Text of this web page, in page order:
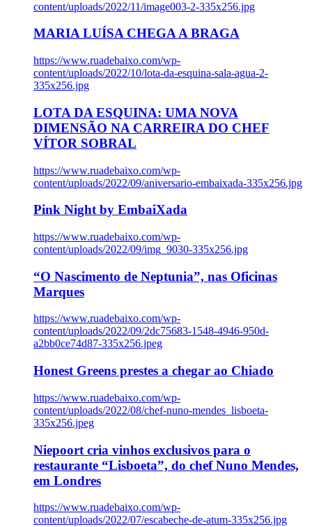
content/uploads/2022/11/image003-2-335x256.jpg
MARIA LUÍSA CHEGA A BRAGA
https://www.ruadebaixo.com/wp-
content/uploads/2022/10/lota-da-esquina-sala-agua-2-
335x256.jpg
LOTA DA ESQUINA: UMA NOVA
DIMENSÃO NA CARREIRA DO CHEF
VÍTOR SOBRAL
https://www.ruadebaixo.com/wp-
content/uploads/2022/09/aniversario-embaixada-335x256.jpg
Pink Night by EmbaiXada
https://www.ruadebaixo.com/wp-
content/uploads/2022/09/img_9030-335x256.jpg
“O Nascimento de Neptunia”, nas Oficinas
Marques
https://www.ruadebaixo.com/wp-
content/uploads/2022/09/2dc75683-1548-4946-950d-
a2bb0ce74d87-335x256.jpeg
Honest Greens prestes a chegar ao Chiado
https://www.ruadebaixo.com/wp-
content/uploads/2022/08/chef-nuno-mendes_lisboeta-
335x256.jpeg
Niepoort cria vinhos exclusivos para o
restaurante “Lisboeta”, do chef Nuno Mendes,
em Londres
https://www.ruadebaixo.com/wp-
content/uploads/2022/07/escabeche-de-atum-335x256.jpg